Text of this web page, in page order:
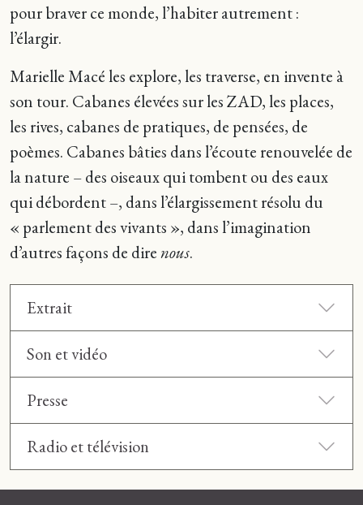
pour braver ce monde, l’habiter autrement :
l’élargir.
Marielle Macé les explore, les traverse, en invente à
son tour. Cabanes élevées sur les ZAD, les places,
les rives, cabanes de pratiques, de pensées, de
poèmes. Cabanes bâties dans l’écoute renouvelée de
la nature – des oiseaux qui tombent ou des eaux
qui débordent –, dans l’élargissement résolu du
« parlement des vivants », dans l’imagination
d’autres façons de direnous.
Extrait
Son et vidéo
Presse
Radio et télévision